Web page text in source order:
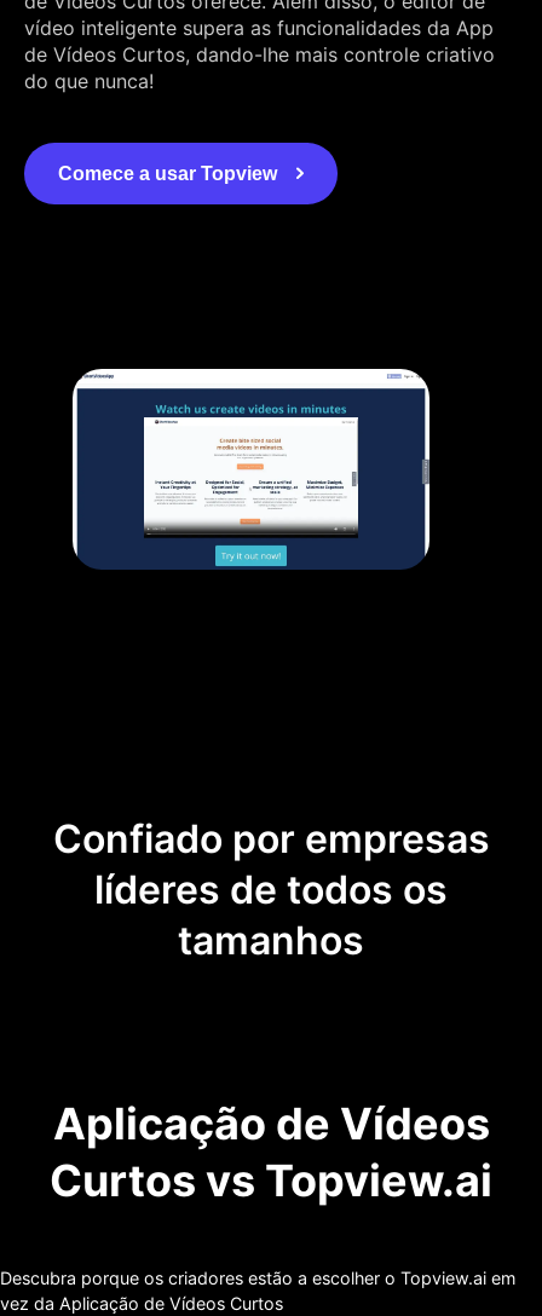
vídeo inteligente supera as funcionalidades da App
de Vídeos Curtos, dando-lhe mais controle criativo
do que nunca!
Comece a usar Topview
Confiado por empresas
líderes de todos os
tamanhos
Aplicação de Vídeos
Curtos vs Topview.ai
Descubra porque os criadores estão a escolher o Topview.ai em
vez da Aplicação de Vídeos Curtos